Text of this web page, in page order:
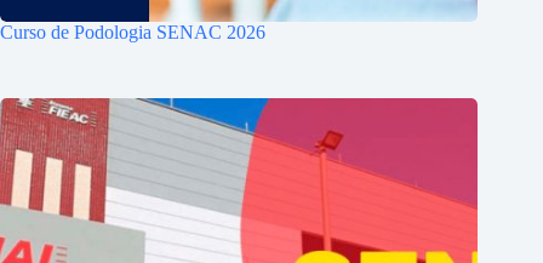
Curso de Podologia SENAC 2026